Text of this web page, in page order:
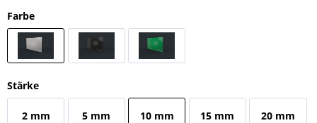
Farbe
Stärke
2 mm 5 mm 10 mm 15 mm 20 mm